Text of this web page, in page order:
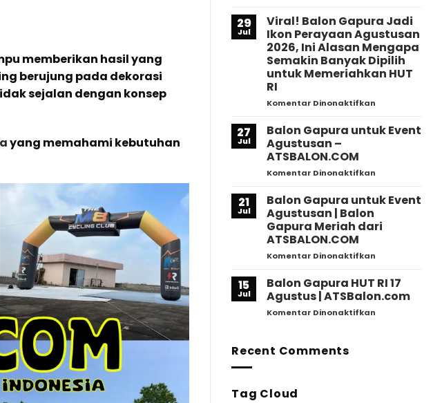
memberikan hasil yang
berujung pada dekorasi
sejalan dengan konsep
yang memahami kebutuhan
Gapura
Agustusan
2026
|
Dekorasi
Event
ATSBalon.com
29
Jul
Viral! Balon Gapura Jadi
Ikon Perayaan Agustusan
2026, Ini Alasan Mengapa
Semakin Banyak Dipilih
untuk Memeriahkan HUT
RI
Komentar Dinonaktifkan
Balon
Gapura
2026,
Alasan
Mengapa
untuk
Memeriahkan
HUT
27
Jul
Balon Gapura untuk Event
Agustusan –
ATSBALON.COM
Komentar Dinonaktifkan
Gapura
untuk
Event
Agustusan
21
Jul
Balon Gapura untuk Event
Agustusan | Balon
Gapura Meriah dari
ATSBALON.COM
Komentar Dinonaktifkan
Gapura
untuk
Event
15
Jul
Balon Gapura HUT RI 17
Agustus | ATSBalon.com
Komentar Dinonaktifkan
Recent Comments
Tag Cloud